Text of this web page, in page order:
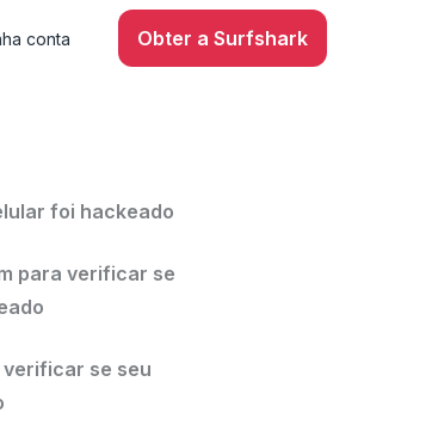
conta Obter a Surfshark
foi hackeado
para verificar se
se seu